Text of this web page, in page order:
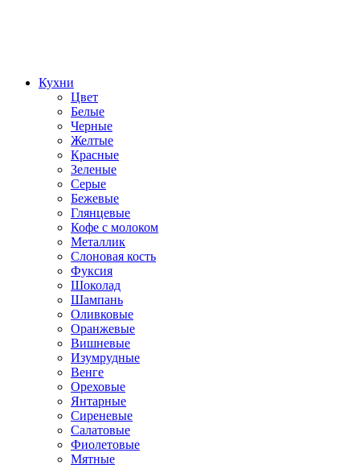
Кухни
Цвет
Белые
Черные
Желтые
Красные
Зеленые
Серые
Бежевые
Глянцевые
Кофе с молоком
Металлик
Слоновая кость
Фуксия
Шоколад
Шампань
Оливковые
Оранжевые
Вишневые
Изумрудные
Венге
Ореховые
Янтарные
Сиреневые
Салатовые
Фиолетовые
Мятные